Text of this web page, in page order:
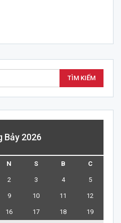
Bảy 2026
N S B C
2 3 4 5
9 10 11 12
16 17 18 19